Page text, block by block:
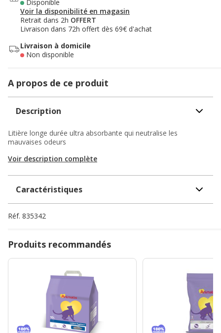
Disponible
Voir la disponibilité en magasin
Retrait dans 2h OFFERT
Livraison dans 72h offert dès 69€ d'achat
Livraison à domicile
Non disponible
A propos de ce produit
Description
Litière longe durée ultra absorbante qui neutralise les
mauvaises odeurs
Voir description complète
Caractéristiques
Réf. 835342
Produits recommandés